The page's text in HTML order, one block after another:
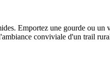
Emportez une gourde ou
conviviale d'un trail